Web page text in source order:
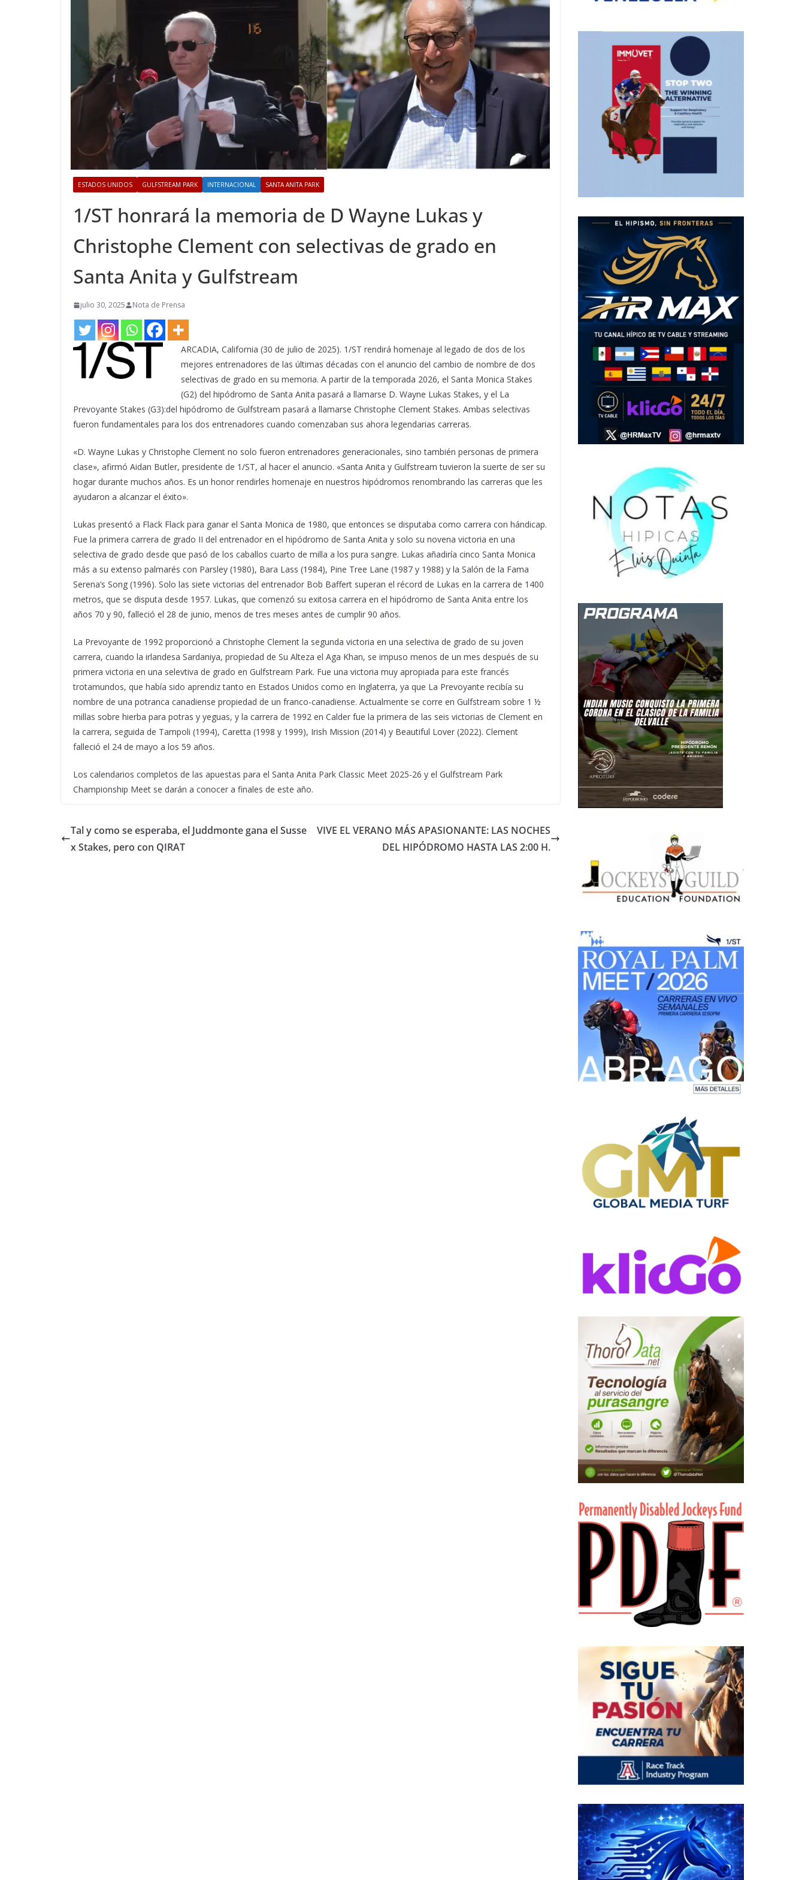
ESTADOS UNIDOS GULFSTREAM PARK INTERNACIONAL SANTA ANITA PARK
1/ST honrará la memoria de D Wayne Lukas y
Christophe Clement con selectivas de grado en
Santa Anita y Gulfstream
julio 30, 2025 Nota de Prensa
ARCADIA, California (30 de julio de 2025). 1/ST rendirá homenaje al legado de dos de los
mejores entrenadores de las últimas décadas con el anuncio del cambio de nombre de dos
selectivas de grado en su memoria. A partir de la temporada 2026, el Santa Monica Stakes
(G2) del hipódromo de Santa Anita pasará a llamarse D. Wayne Lukas Stakes, y el La
Prevoyante Stakes (G3):del hipódromo de Gulfstream pasará a llamarse Christophe Clement Stakes. Ambas selectivas
fueron fundamentales para los dos entrenadores cuando comenzaban sus ahora legendarias carreras.
«D. Wayne Lukas y Christophe Clement no solo fueron entrenadores generacionales, sino también personas de primera
clase», afirmó Aidan Butler, presidente de 1/ST, al hacer el anuncio. «Santa Anita y Gulfstream tuvieron la suerte de ser su
hogar durante muchos años. Es un honor rendirles homenaje en nuestros hipódromos renombrando las carreras que les
ayudaron a alcanzar el éxito».
Lukas presentó a Flack Flack para ganar el Santa Monica de 1980, que entonces se disputaba como carrera con hándicap.
Fue la primera carrera de grado II del entrenador en el hipódromo de Santa Anita y solo su novena victoria en una
selectiva de grado desde que pasó de los caballos cuarto de milla a los pura sangre. Lukas añadiría cinco Santa Monica
más a su extenso palmarés con Parsley (1980), Bara Lass (1984), Pine Tree Lane (1987 y 1988) y la Salón de la Fama
Serena’s Song (1996). Solo las siete victorias del entrenador Bob Baffert superan el récord de Lukas en la carrera de 1400
metros, que se disputa desde 1957. Lukas, que comenzó su exitosa carrera en el hipódromo de Santa Anita entre los
años 70 y 90, falleció el 28 de junio, menos de tres meses antes de cumplir 90 años.
La Prevoyante de 1992 proporcionó a Christophe Clement la segunda victoria en una selectiva de grado de su joven
carrera, cuando la irlandesa Sardaniya, propiedad de Su Alteza el Aga Khan, se impuso menos de un mes después de su
primera victoria en una selevtiva de grado en Gulfstream Park. Fue una victoria muy apropiada para este francés
trotamundos, que había sido aprendiz tanto en Estados Unidos como en Inglaterra, ya que La Prevoyante recibía su
nombre de una potranca canadiense propiedad de un franco-canadiense. Actualmente se corre en Gulfstream sobre 1 ½
millas sobre hierba para potras y yeguas, y la carrera de 1992 en Calder fue la primera de las seis victorias de Clement en
la carrera, seguida de Tampoli (1994), Caretta (1998 y 1999), Irish Mission (2014) y Beautiful Lover (2022). Clement
falleció el 24 de mayo a los 59 años.
Los calendarios completos de las apuestas para el Santa Anita Park Classic Meet 2025-26 y el Gulfstream Park
Championship Meet se darán a conocer a finales de este año.
Tal y como se esperaba, el Juddmonte gana el Susse
x Stakes, pero con QIRAT
VIVE EL VERANO MÁS APASIONANTE: LAS NOCHES
DEL HIPÓDROMO HASTA LAS 2:00 H.